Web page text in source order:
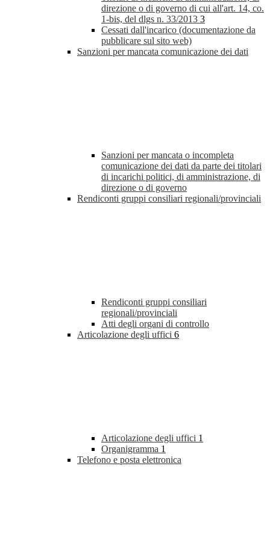
direzione o di governo di cui all'art. 14, co.
1-bis, del dlgs n. 33/2013 3
Cessati dall'incarico (documentazione da
pubblicare sul sito web)
Sanzioni per mancata comunicazione dei dati
Sanzioni per mancata o incompleta
comunicazione dei dati da parte dei titolari
di incarichi politici, di amministrazione, di
direzione o di governo
Rendiconti gruppi consiliari regionali/provinciali
Rendiconti gruppi consiliari
regionali/provinciali
Atti degli organi di controllo
Articolazione degli uffici 6
Articolazione degli uffici 1
Organigramma 1
Telefono e posta elettronica